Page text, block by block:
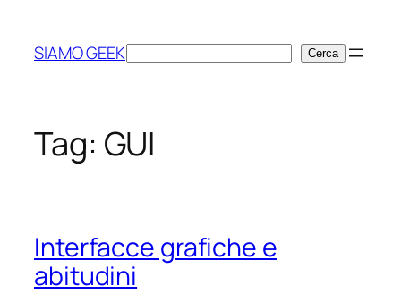
contenuto
SIAMO GEEKCerca Cerca
Tag: GUI
Interfacce grafiche e
abitudini